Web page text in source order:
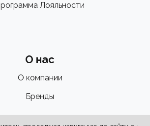
Лояльности
О нас
О компании
Бренды